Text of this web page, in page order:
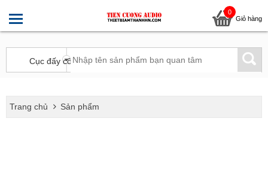
0
Giỏ hàng
Trang chủ Sản phẩm